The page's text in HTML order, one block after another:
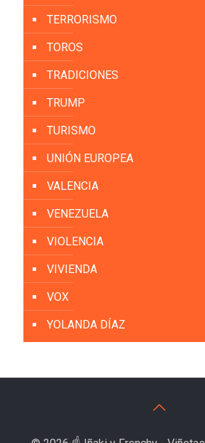
TERRORISMO
TOROS
TRADICIONES
TRUMP
TURISMO
UNIÓN EUROPEA
VALENCIA
VENEZUELA
VIOLENCIA
VIVIENDA
VOX
YOLANDA DÍAZ